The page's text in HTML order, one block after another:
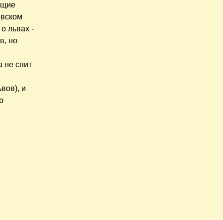
львах -
но
не спит
и